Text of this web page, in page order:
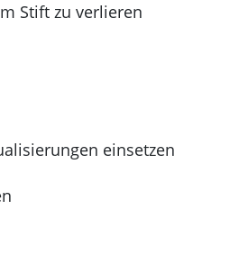
Stift zu verlieren
einsetzen